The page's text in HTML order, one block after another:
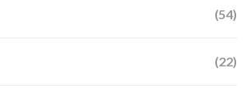
(54)
(22)